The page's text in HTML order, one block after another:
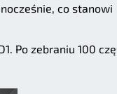
co stanowi
Po zebraniu 100